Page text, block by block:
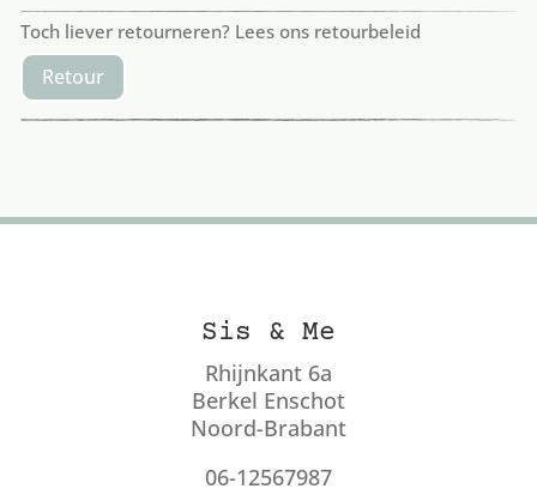
Toch liever retourneren? Lees ons retourbeleid
Retour
Sis & Me
Rhijnkant 6a
Berkel Enschot
Noord-Brabant
06-12567987